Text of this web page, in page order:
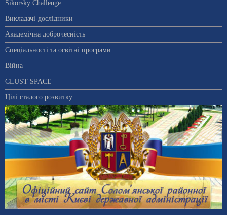
Sikorsky Challenge
Викладачі-дослідники
Академічна доброчесність
Спеціальності та освітні програми
Війна
CLUST SPACE
Цілі сталого розвитку